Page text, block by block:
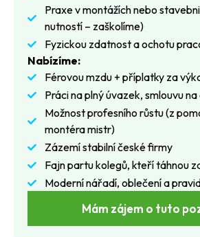
Praxe v montážích nebo
nutností – zaškolíme)
Fyzickou zdatnost a ochotu
Nabízíme:
Férovou mzdu + příplatky za
Práci na plný úvazek, smlouvu
Možnost profesního růstu (z
montéra mistr)
Zázemí stabilní české firmy
Fajn partu kolegů, kteří táhnou
Moderní nářadí, oblečení a
Mám zájem o tuto